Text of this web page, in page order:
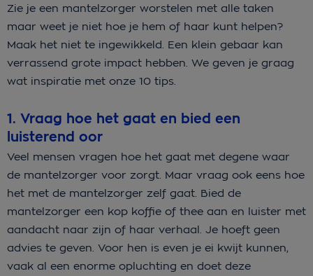
Zie je een mantelzorger worstelen met alle taken
maar weet je niet hoe je hem of haar kunt helpen?
Maak het niet te ingewikkeld. Een klein gebaar kan
verrassend grote impact hebben. We geven je graag
wat inspiratie met onze 10 tips.
1. Vraag hoe het gaat en bied een
luisterend oor
Veel mensen vragen hoe het gaat met degene waar
de mantelzorger voor zorgt. Maar vraag ook eens hoe
het met de mantelzorger zelf gaat. Bied de
mantelzorger een kop koffie of thee aan en luister met
aandacht naar zijn of haar verhaal. Je hoeft geen
advies te geven. Voor hen is even je ei kwijt kunnen,
vaak al een enorme opluchting en doet deze